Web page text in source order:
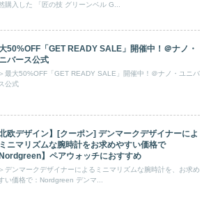
購入した 「匠の技 グリーンベル G...
50%OFF「GET READY SALE」開催中！＠ナノ・
バース公式
最大50%OFF「GET READY SALE」開催中！＠ナノ・ユニバ
公式
北欧デザイン】[クーポン] デンマークデザイナーによ
ニマリズムな腕時計をお求めやすい価格で
Nordgreen】ペアウォッチにおすすめ
デンマークデザイナーによるミニマリズムな腕時計を、お求め
い価格で：Nordgreen デンマ...